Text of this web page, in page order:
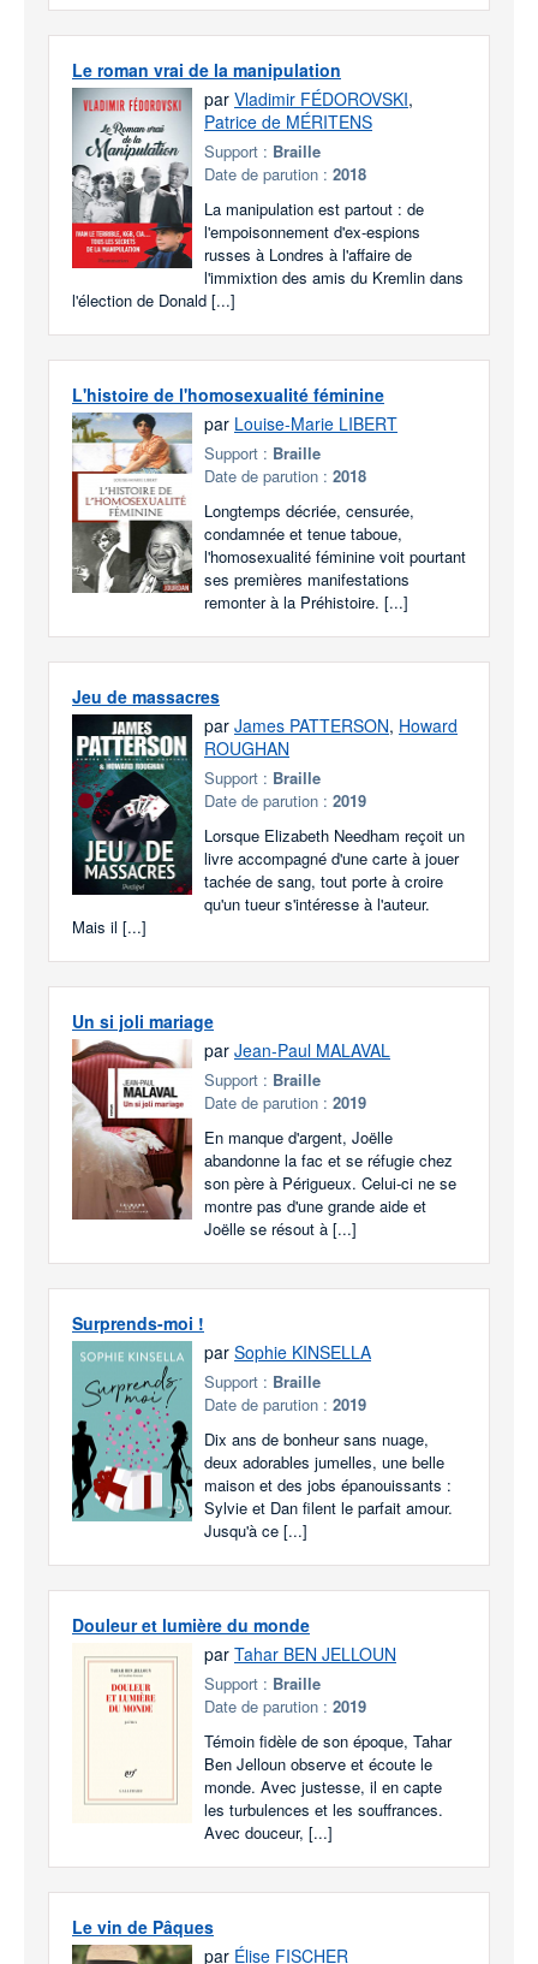
Le roman vrai de la manipulation
par Vladimir FÉDOROVSKI,
Patrice de MÉRITENS
Support : Braille
Date de parution : 2018
La manipulation est partout : de
l'empoisonnement d'ex-espions
russes à Londres à l'affaire de
l'immixtion des amis du Kremlin dans
l'élection de Donald [...]
L'histoire de l'homosexualité féminine
par Louise-Marie LIBERT
Support : Braille
Date de parution : 2018
Longtemps décriée, censurée,
condamnée et tenue taboue,
l'homosexualité féminine voit pourtant
ses premières manifestations
remonter à la Préhistoire. [...]
Jeu de massacres
par James PATTERSON, Howard
ROUGHAN
Support : Braille
Date de parution : 2019
Lorsque Elizabeth Needham reçoit un
livre accompagné d'une carte à jouer
tachée de sang, tout porte à croire
qu'un tueur s'intéresse à l'auteur.
Mais il [...]
Un si joli mariage
par Jean-Paul MALAVAL
Support : Braille
Date de parution : 2019
En manque d'argent, Joëlle
abandonne la fac et se réfugie chez
son père à Périgueux. Celui-ci ne se
montre pas d'une grande aide et
Joëlle se résout à [...]
Surprends-moi !
par Sophie KINSELLA
Support : Braille
Date de parution : 2019
Dix ans de bonheur sans nuage,
deux adorables jumelles, une belle
maison et des jobs épanouissants :
Sylvie et Dan filent le parfait amour.
Jusqu'à ce [...]
Douleur et lumière du monde
par Tahar BEN JELLOUN
Support : Braille
Date de parution : 2019
Témoin fidèle de son époque, Tahar
Ben Jelloun observe et écoute le
monde. Avec justesse, il en capte
les turbulences et les souffrances.
Avec douceur, [...]
Le vin de Pâques
par Élise FISCHER